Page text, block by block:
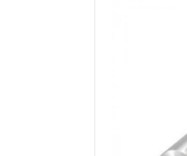
Производство